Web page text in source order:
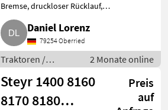
Bremse, druckloser Rücklauf,
Zapfwellendrehzahl,
Höchstgeschwindigkeit in km/h,
Außenbedienung
Heckhydraulik,
Fahrzeugpapiere vorhanden
Verkaufe g
Daniel Lorenz
79254 Oberried
Traktoren /
Standard
Traktoren
2 Monate online
Steyr 1400 8160
8170 8180
Preis
auf